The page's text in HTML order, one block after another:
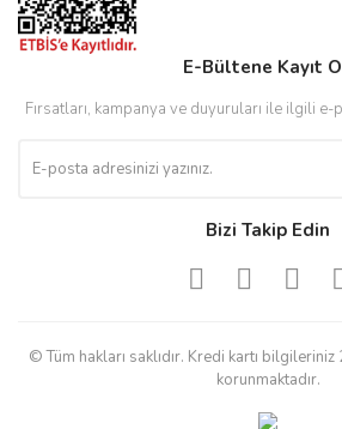
E-Bültene Kayıt
Fırsatları, kampanya ve duyuruları ile ilgili
Bizi Takip Edin
© Tüm hakları saklıdır. Kredi kartı
korunmaktadır.